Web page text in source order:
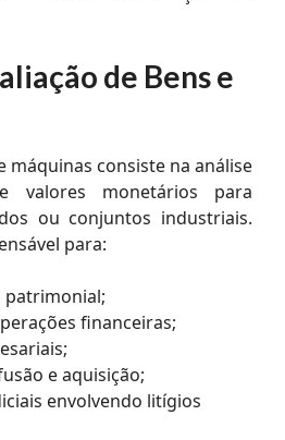
de Bens e
máquinas consiste na análise
valores monetários para
ou conjuntos industriais.
para:
patrimonial;
financeiras;
e aquisição;
envolvendo litígios